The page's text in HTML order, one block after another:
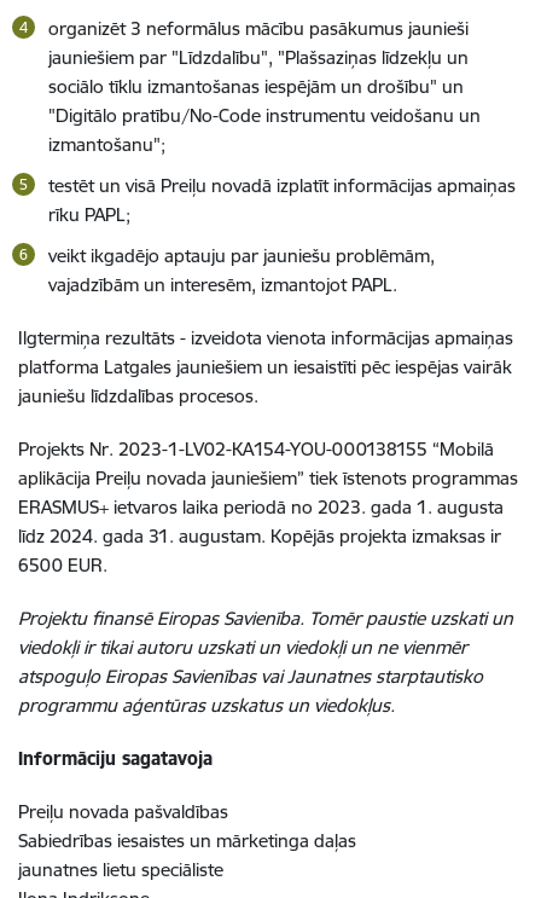
organizēt 3 neformālus mācību pasākumus jaunieši
jauniešiem par "Līdzdalību", "Plašsaziņas līdzekļu un
sociālo tīklu izmantošanas iespējām un drošību" un
"Digitālo pratību/No-Code instrumentu veidošanu un
izmantošanu";
testēt un visā Preiļu novadā izplatīt informācijas apmaiņas
rīku PAPL;
veikt ikgadējo aptauju par jauniešu problēmām,
vajadzībām un interesēm, izmantojot PAPL.
Ilgtermiņa rezultāts - izveidota vienota informācijas apmaiņas
platforma Latgales jauniešiem un iesaistīti pēc iespējas vairāk
jauniešu līdzdalības procesos.
Projekts Nr. 2023-1-LV02-KA154-YOU-000138155 “Mobilā
aplikācija Preiļu novada jauniešiem” tiek īstenots programmas
ERASMUS+ ietvaros laika periodā no 2023. gada 1. augusta
līdz 2024. gada 31. augustam. Kopējās projekta izmaksas ir
6500 EUR.
Projektu finansē Eiropas Savienība. Tomēr paustie uzskati un
viedokļi ir tikai autoru uzskati un viedokļi un ne vienmēr
atspoguļo Eiropas Savienības vai Jaunatnes starptautisko
programmu aģentūras uzskatus un viedokļus.
Informāciju sagatavoja
Preiļu novada pašvaldības
Sabiedrības iesaistes un mārketinga daļas
jaunatnes lietu speciāliste